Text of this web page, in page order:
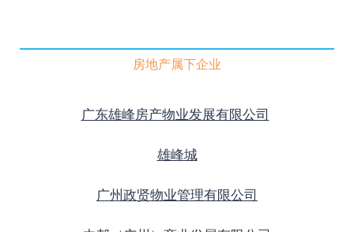
房地产属下企业
广东雄峰房产物业发展有限公司
雄峰城
广州政贤物业管理有限公司